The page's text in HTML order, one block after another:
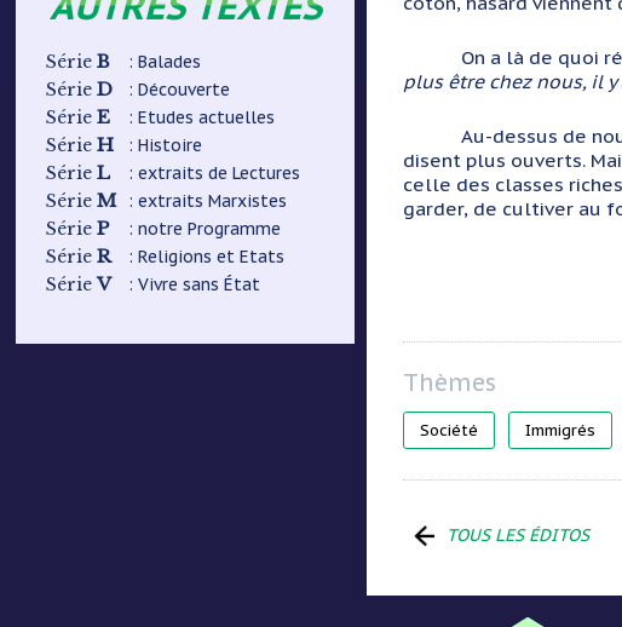
Série B : Balades
Série D : Découverte
Série E : Etudes actuelles
Série H : Histoire
Série L : extraits de Lectures
Série M : extraits Marxistes
Série P : notre Programme
Série R : Religions et Etats
Série V : Vivre sans État
On a là de quoi
plus être chez nous, il
Au-dessus de
disent plus ouverts.
celle des classes
garder, de cultiver au
Société Immigrés
TOUS LES ÉDITOS